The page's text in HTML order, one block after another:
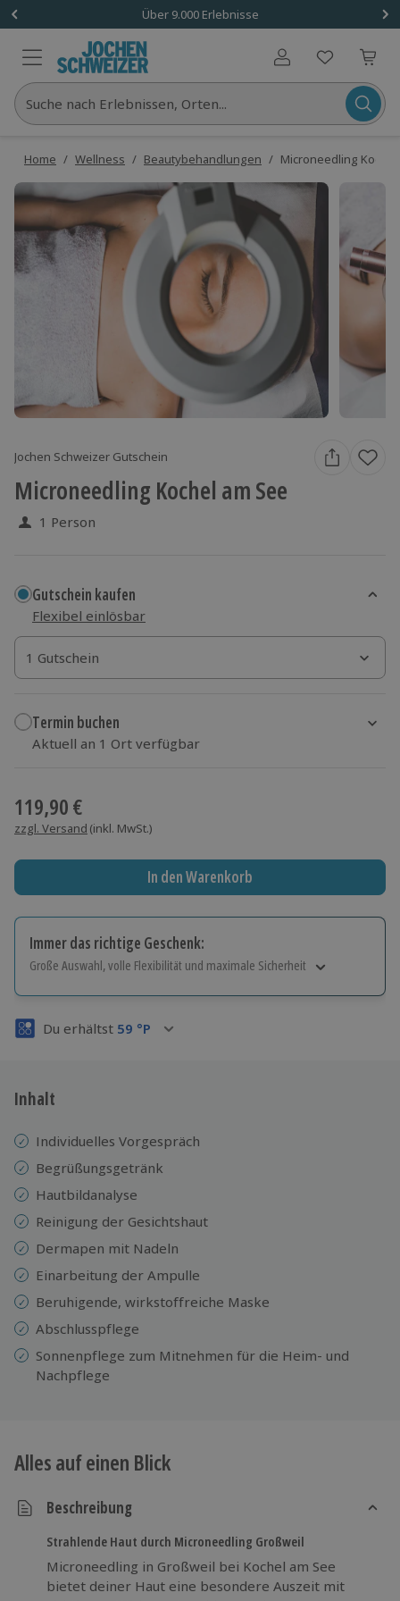
Über 9.000 Erlebnisse
Benutzerkonto
Suche nach Erlebnissen, Orten...
Home / Wellness / Beautybehandlungen / Microneedling Kochel
Jochen Schweizer Gutschein
Microneedling Kochel am See
1 Person
Gutschein kaufen
Flexibel einlösbar
1 Gutschein
1 Gutschein
1 Gutschein
Termin buchen
Aktuell an 1 Ort verfügbar
119,90 €
zzgl. Versand (inkl. MwSt.)
In den Warenkorb
Immer das richtige Geschenk:
Große Auswahl, volle Flexibilität und maximale Sicherheit
Volle Flexibilität
3 Jahre gültig & verlängerbar.
Du erhältst 59 °P
Inhalt
Individuelles Vorgespräch
Begrüßungsgetränk
Hautbildanalyse
Reinigung der Gesichtshaut
Dermapen mit Nadeln
Einarbeitung der Ampulle
Beruhigende, wirkstoffreiche Maske
Abschlusspflege
Sonnenpflege zum Mitnehmen für die Heim- und
Nachpflege
Alles auf einen Blick
Beschreibung
Strahlende Haut durch Microneedling Großweil
Microneedling in Großweil bei Kochel am See
bietet deiner Haut eine besondere Auszeit mit